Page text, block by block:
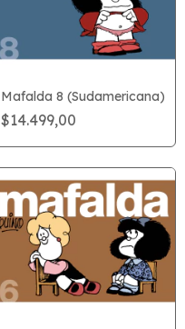
Mafalda 8 (Sudamericana)
$14.499,00